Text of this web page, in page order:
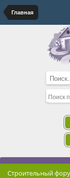
Главная
Строительный